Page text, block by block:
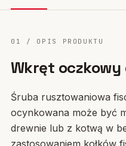
01 / OPIS PRODUKTU
Wkręt oczkowy
Śruba rusztowaniowa
ocynkowana może być
drewnie lub z kotwą w
zastosowaniem kołków